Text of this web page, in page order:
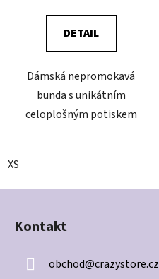
DETAIL
Dámská nepromokavá
bunda s unikátním
celoplošným potiskem
XS
Z
Kontakt
obchod@crazystore.cz